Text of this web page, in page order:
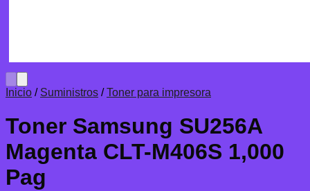
Inicio / Suministros / Toner para impresora
Toner Samsung SU256A
Magenta CLT-M406S 1,000
Pag